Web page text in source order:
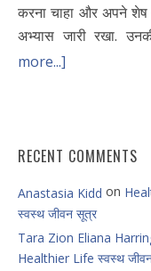
करना चाहा और अपने
अभ्यास जारी रखा.
more...]
RECENT COMMENTS
Anastasia Kidd on
स्वस्थ जीवन सूत्र
Tara Zion Eliana
Healthier Life स्वस्थ